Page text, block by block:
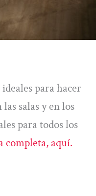
para hacer
salas y en los
para todos los
completa, aquí.